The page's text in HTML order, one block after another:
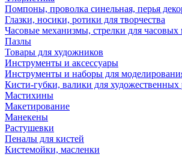
Помпоны, проволка синельная, перья
Глазки, носики, ротики для творчества
Часовые механизмы, стрелки для часовых
Пазлы
Товары для художников
Инструменты и аксессуары
Инструменты и наборы для
Кисти-губки, валики для художественных
Мастихины
Макетирование
Манекены
Растушевки
Пеналы для кистей
Кистемойки, масленки